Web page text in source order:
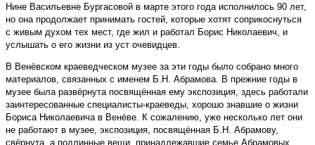
Нине Васильевне Бургасовой в марте этого года исполнилось 90 лет,
но она продолжает принимать гостей, которые хотят соприкоснуться
с живым духом тех мест, где жил и работал Борис Николаевич, и
услышать о его жизни из уст очевидцев.
В Венёвском краеведческом музее за эти годы было собрано много
материалов, связанных с именем Б.Н. Абрамова. В прежние годы в
музее была развёрнута посвящённая ему экспозиция, здесь работали
заинтересованные специалисты-краеведы, хорошо знавшие о жизни
Бориса Николаевича в Венёве. К сожалению, уже несколько лет они
не работают в музее, экспозиция, посвящённая Б.Н. Абрамову,
свёрнута, а подлинные вещи, принадлежавшие семье Абрамовых,